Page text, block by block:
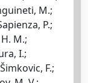
M.;
P.;
M.;
I.;
F.;